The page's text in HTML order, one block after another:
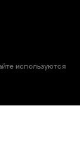
используются